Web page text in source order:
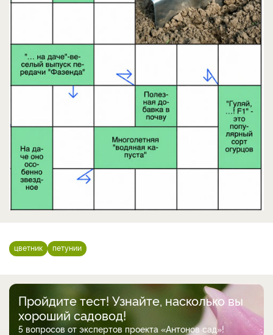
цветник петунии
Пройдите тест! Узнайте, насколько вы
хороший садовод!
5 вопросов от экспертов проекта «Антонов сад»!